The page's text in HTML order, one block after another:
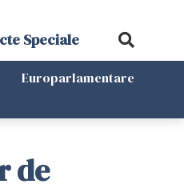
Speciale
Europarlamentare
de